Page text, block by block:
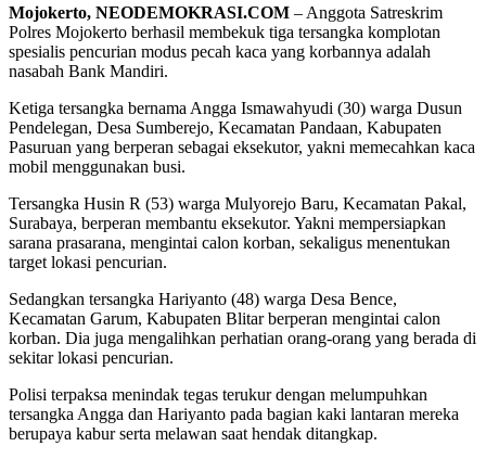
Mojokerto, NEODEMOKRASI.COM – Anggota Satreskrim
Polres Mojokerto berhasil membekuk tiga tersangka komplotan
spesialis pencurian modus pecah kaca yang korbannya adalah
nasabah Bank Mandiri.
Ketiga tersangka bernama Angga Ismawahyudi (30) warga Dusun
Pendelegan, Desa Sumberejo, Kecamatan Pandaan, Kabupaten
Pasuruan yang berperan sebagai eksekutor, yakni memecahkan kaca
mobil menggunakan busi.
Tersangka Husin R (53) warga Mulyorejo Baru, Kecamatan Pakal,
Surabaya, berperan membantu eksekutor. Yakni mempersiapkan
sarana prasarana, mengintai calon korban, sekaligus menentukan
target lokasi pencurian.
Sedangkan tersangka Hariyanto (48) warga Desa Bence,
Kecamatan Garum, Kabupaten Blitar berperan mengintai calon
korban. Dia juga mengalihkan perhatian orang-orang yang berada di
sekitar lokasi pencurian.
Polisi terpaksa menindak tegas terukur dengan melumpuhkan
tersangka Angga dan Hariyanto pada bagian kaki lantaran mereka
berupaya kabur serta melawan saat hendak ditangkap.